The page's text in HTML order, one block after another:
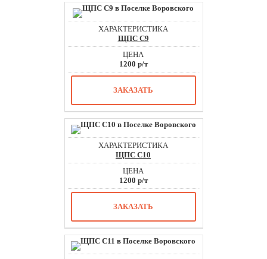
ЩПС С9
1200 р/т
ЗАКАЗАТЬ
ЩПС С10
1200 р/т
ЗАКАЗАТЬ